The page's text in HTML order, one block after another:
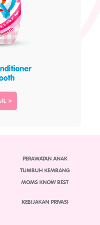
>
PERAWATAN ANAK
TUMBUH KEMBANG
MOMS KNOW BEST
KEBIJAKAN PRIVASI